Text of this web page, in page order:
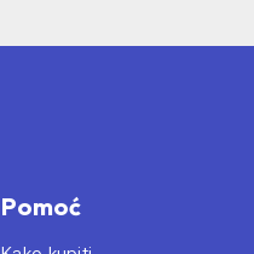
Pomoć